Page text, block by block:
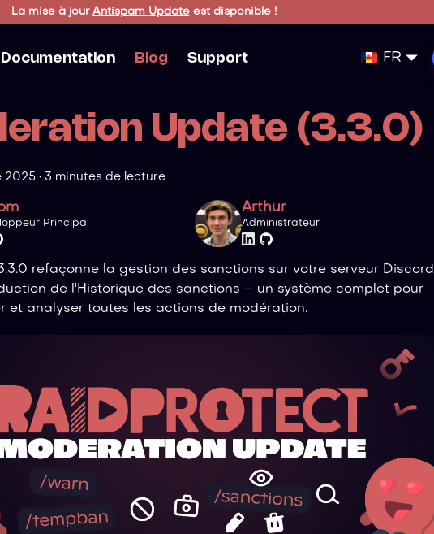
La mise à jour Antispam Updateest disponible !
Documentation Blog Support FR
Update (3.3.0)
2025 · 3 minutes de lecture
Principal
Arthur
Administrateur
refaçonne la gestion des sanctions sur votre serveur Discord
de l'Historique des sanctions – un système complet pour
et analyser toutes les actions de modération.